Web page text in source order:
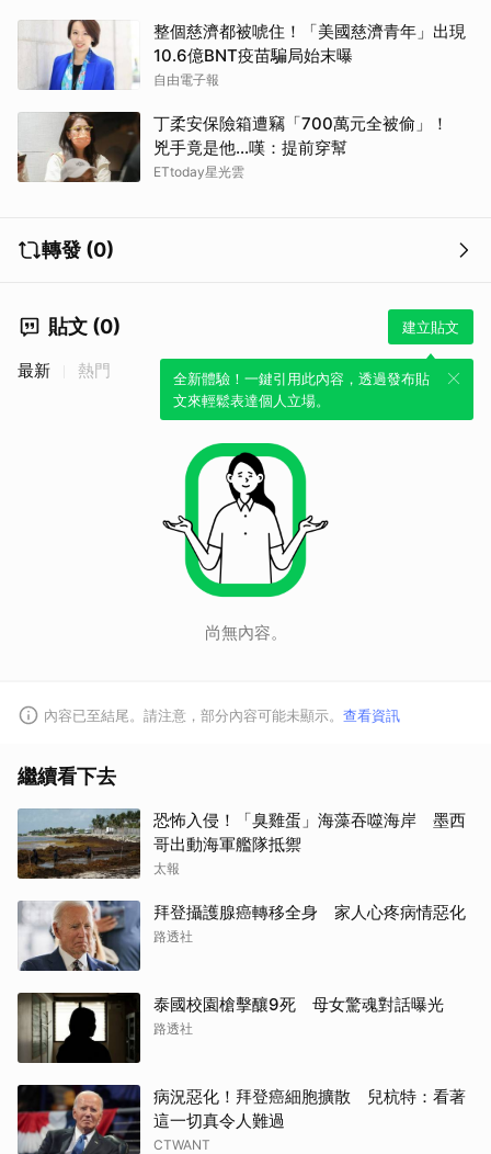
整個慈濟都被唬住！「美國慈濟青年」出現
10.6億BNT疫苗騙局始末曝
自由電子報
丁柔安保險箱遭竊「700萬元全被偷」！
兇手竟是他...嘆：提前穿幫
ETtoday星光雲
轉發 (0)
貼文 (0) 建立貼文
全新體驗！一鍵引用此內容，透過發布貼
文來輕鬆表達個人立場。
最新 熱門
尚無內容。
內容已至結尾。請注意，部分內容可能未顯示。 查看資訊
繼續看下去
恐怖入侵！「臭雞蛋」海藻吞噬海岸 墨西
哥出動海軍艦隊抵禦
太報
拜登攝護腺癌轉移全身 家人心疼病情惡化
路透社
泰國校園槍擊釀9死 母女驚魂對話曝光
路透社
病況惡化！拜登癌細胞擴散 兒杭特：看著
這一切真令人難過
CTWANT
取消